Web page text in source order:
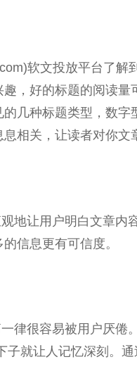
软文投放平台了解
，好的标题的阅读
几种标题类型，数
相关，让读者对你文
地让用户明白文章内
信息更有可信度。
律很容易被用户厌倦
就让人记忆深刻。